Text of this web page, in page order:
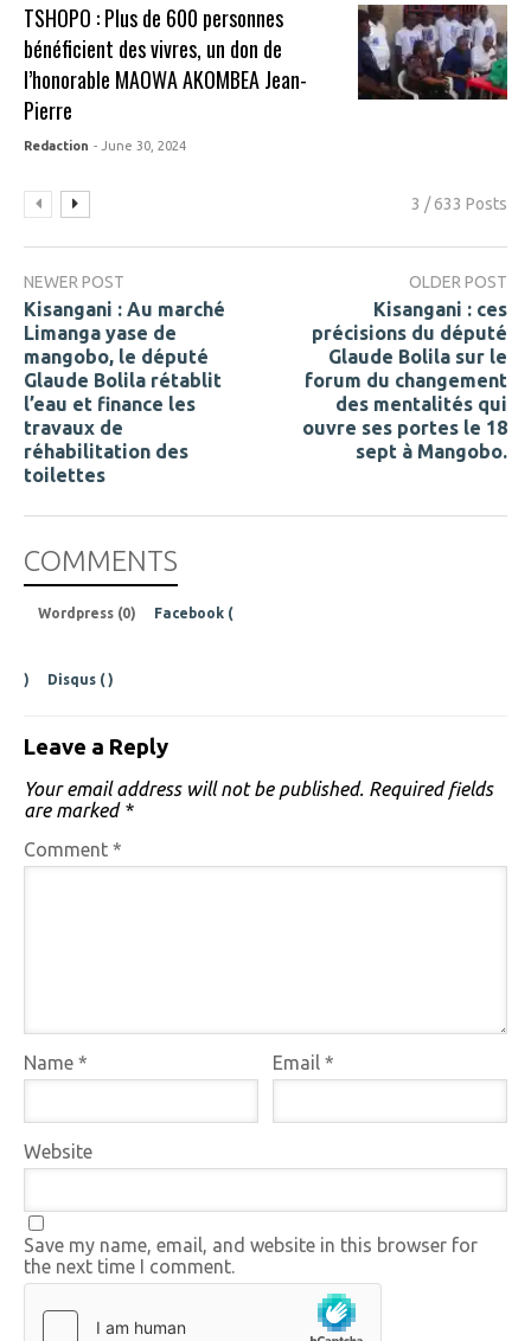
TSHOPO : Plus de 600 personnes
bénéficient des vivres, un don de
l’honorable MAOWA AKOMBEA Jean-
Pierre
Redaction - June 30, 2024
3 / 633 Posts
NEWER POST
Kisangani : Au marché
Limanga yase de
mangobo, le député
Glaude Bolila rétablit
l’eau et finance les
travaux de
réhabilitation des
toilettes
OLDER POST
Kisangani : ces
précisions du député
Glaude Bolila sur le
forum du changement
des mentalités qui
ouvre ses portes le 18
sept à Mangobo.
COMMENTS
Wordpress (0) Facebook (
) Disqus ( )
Leave a Reply
Your email address will not be published. Required fields
are marked *
Comment *
Name * Email*
Website
Save my name, email, and website in this browser for
the next time I comment.